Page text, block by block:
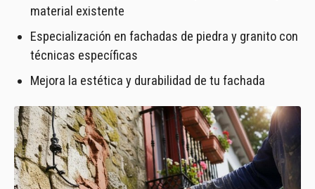
material existente
Especialización en fachadas de piedra y granito con
técnicas específicas
Mejora la estética y durabilidad de tu fachada